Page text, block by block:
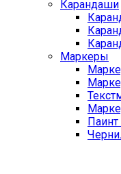
Карандаши
Маркеры